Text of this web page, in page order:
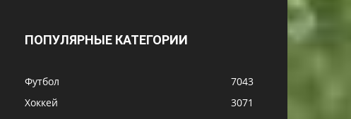
ПОПУЛЯРНЫЕ КАТЕГОРИИ
Футбол
7043
Хоккей
3071